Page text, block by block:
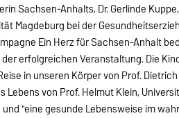
Sachsen-Anhalts, Dr. Gerlinde
Magdeburg bei der
Ein Herz für Sachsen-Anhalt
erfolgreichen Veranstaltung. Die
in unseren Körper von Prof.
Lebens von Prof. Helmut Klein,
"eine gesunde Lebensweise im